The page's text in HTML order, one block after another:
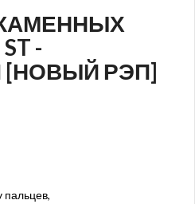
-
РЭП]
пальцев,